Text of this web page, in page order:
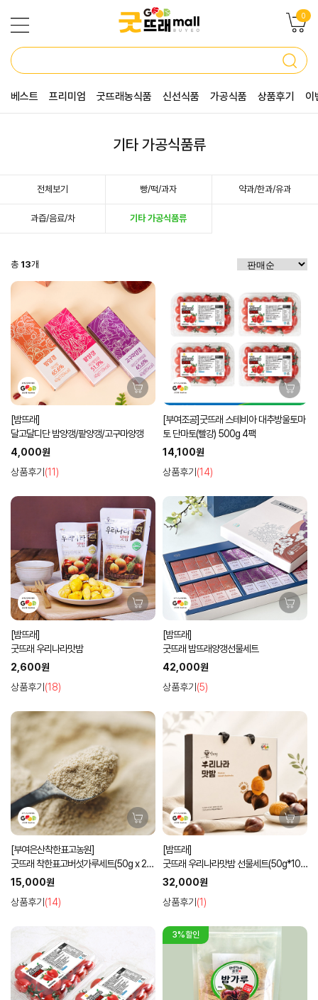
0
베스트 프리미엄 굿뜨래농식품 신선식품 가공식품 상품후기 이
기타 가공식품류
전체보기 빵/떡/과자 약과/한과/유과
과즙/음료/차 기타 가공식품류
총 13개
[밤뜨래]
달고달디단 밤양갱/팥양갱/고구마양갱
4,000원
상품후기 (11)
[부여조공]굿뜨래 스테비아 대추방울토마
토 단마토(빨강) 500g 4팩
14,100원
상품후기 (14)
[밤뜨래]
굿뜨래 우리나라맛밤
2,600원
상품후기 (18)
[밤뜨래]
굿뜨래 밤뜨래양갱선물세트
42,000원
상품후기 (5)
[부여은산착한표고농원]
굿뜨래 착한표고버섯가루세트(50g x 2
개)
15,000원
상품후기 (14)
[밤뜨래]
굿뜨래 우리나라맛밤 선물세트(50g*10
입)
32,000원
상품후기 (1)
3%할인